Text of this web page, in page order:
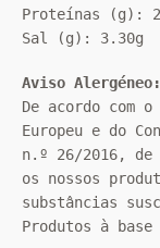
Proteínas (g):
Sal (g): 3.30g
Aviso Alergéneo:
De acordo com
Europeu e do
n.º 26/2016, de
os nossos
substâncias
Produtos à